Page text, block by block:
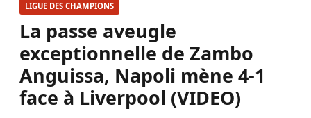
LIGUE DES CHAMPIONS
La passe aveugle
exceptionnelle de Zambo
Anguissa, Napoli mène 4-1
face à Liverpool (VIDEO)